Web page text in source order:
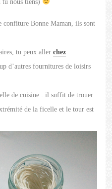
nous tiens)
confiture Bonne Maman, ils sont
tu peux allerchez
d’autres fournitures de loisirs
de cuisine : il suffit de trouer
de la ficelle et le tour est